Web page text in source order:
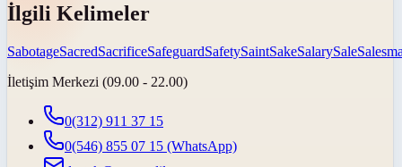
İlgili Kelimeler
SabotageSacredSacrificeSafeguardSafetySaintSakeSalarySale
İletişim Merkezi (09.00 - 22.00)
0(312) 911 37 15
0(546) 855 07 15 (WhatsApp)